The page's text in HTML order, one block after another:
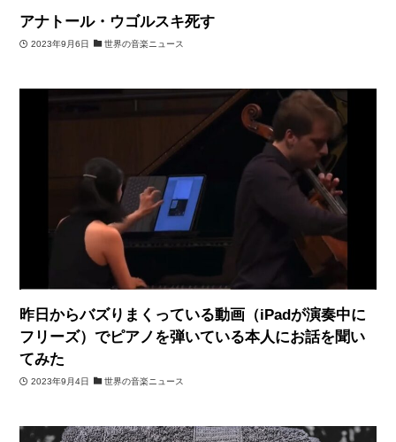
アナトール・ウゴルスキ死す
2023年9月6日 世界の音楽ニュース
昨日からバズりまくっている動画（iPadが演奏中に
フリーズ）でピアノを弾いている本人にお話を聞い
てみた
2023年9月4日 世界の音楽ニュース